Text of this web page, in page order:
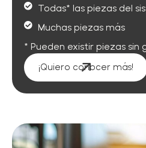
Todas* las piezas del
Muchas piezas más
* Pueden existir piezas sin
¡Quiero conocer más!